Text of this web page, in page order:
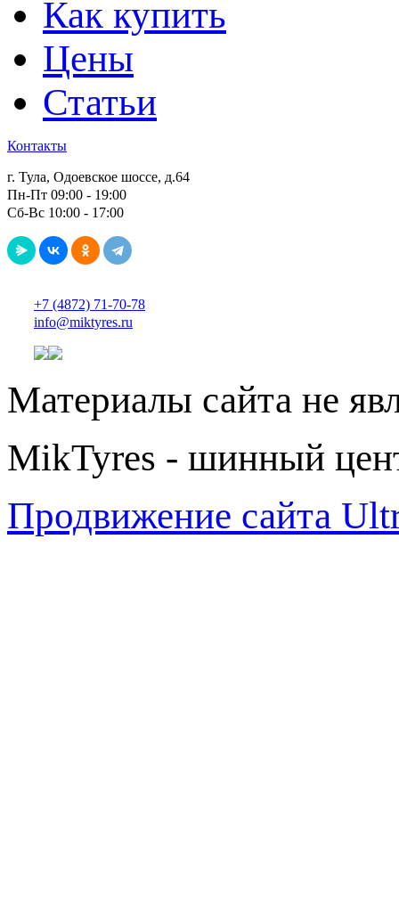
Как купить
Цены
Статьи
Контакты
г. Тула, Одоевское шоссе, д.64
Пн-Пт 09:00 - 19:00
Сб-Вс 10:00 - 17:00
+7 (4872) 71-70-78
info@miktyres.ru
Материалы сайта не
MikTyres - шинный
Продвижение сайта